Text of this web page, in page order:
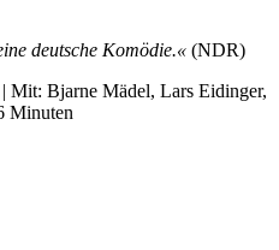
deutsche Komödie.« (NDR)
Mit: Bjarne Mädel, Lars Eidinger,
Minuten